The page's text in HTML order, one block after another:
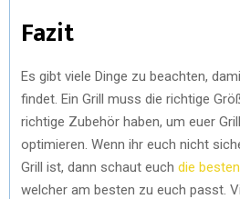
Fazit
Es gibt viele Dinge zu beachten,
findet. Ein Grill muss die richtige
richtige Zubehör haben, um euer
optimieren. Wenn ihr euch nicht
Grill ist, dann schaut euch die
welcher am besten zu euch passt.